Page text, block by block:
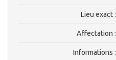
Lieu exact :
Affectation :
Informations :